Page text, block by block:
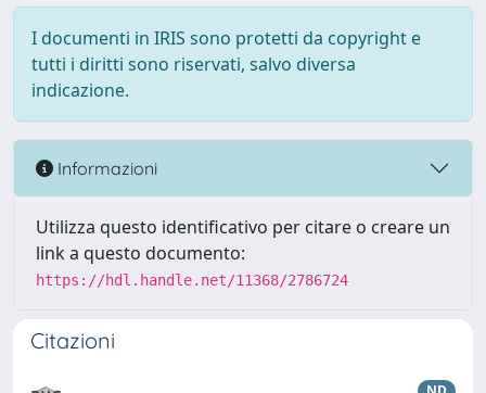
I documenti in IRIS sono protetti da copyright e
tutti i diritti sono riservati, salvo diversa
indicazione.
Informazioni
Utilizza questo identificativo per citare o creare un
link a questo documento:
https://hdl.handle.net/11368/2786724
Citazioni